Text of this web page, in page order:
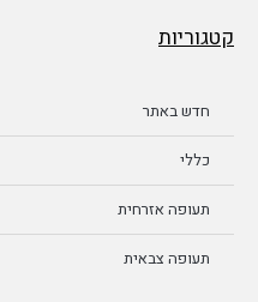
קטגוריות
חדש באתר
כללי
תעופה אזרחית
תעופה צבאית